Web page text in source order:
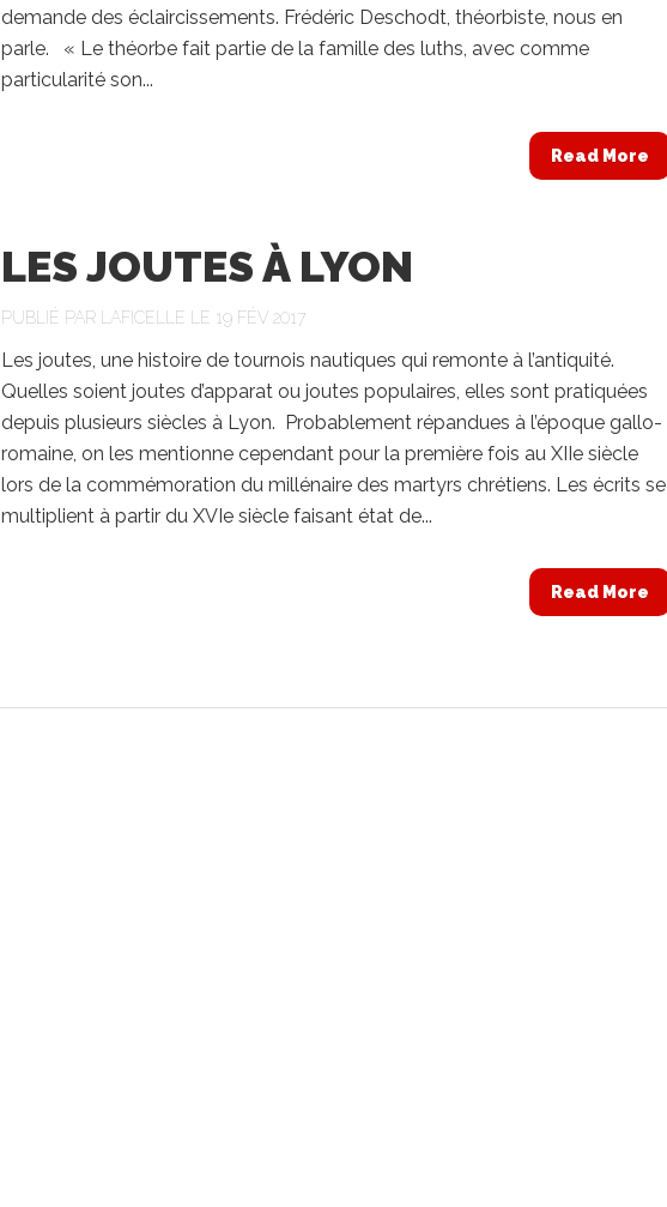
demande des éclaircissements. Frédéric Deschodt, théorbiste, nous en
parle. « Le théorbe fait partie de la famille des luths, avec comme
particularité son...
Read More
LES JOUTES À LYON
PUBLIÉ PAR LAFICELLE LE 19 FÉV 2017
Les joutes, une histoire de tournois nautiques qui remonte à l’antiquité.
Quelles soient joutes d’apparat ou joutes populaires, elles sont pratiquées
depuis plusieurs siècles à Lyon. Probablement répandues à l’époque gallo-
romaine, on les mentionne cependant pour la première fois au XIIe siècle
lors de la commémoration du millénaire des martyrs chrétiens. Les écrits se
multiplient à partir du XVIe siècle faisant état de...
Read More